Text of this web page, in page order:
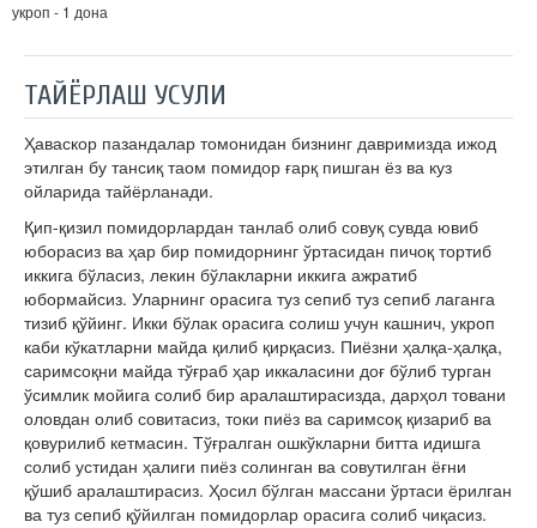
укроп - 1 дона
ТАЙЁРЛАШ УСУЛИ
Ҳаваскор пазандалар томонидан бизнинг давримизда ижод
этилган бу тансиқ таом помидор ғарқ пишган ёз ва куз
ойларида тайёрланади.
Қип-қизил помидорлардан танлаб олиб совуқ сувда ювиб
юборасиз ва ҳар бир помидорнинг ўртасидан пичоқ тортиб
иккига бўласиз, лекин бўлакларни иккига ажратиб
юбормайсиз. Уларнинг орасига туз сепиб туз сепиб лаганга
тизиб қўйинг. Икки бўлак орасига солиш учун кашнич, укроп
каби кўкатларни майда қилиб қирқасиз. Пиёзни ҳалқа-ҳалқа,
саримсоқни майда тўғраб ҳар иккаласини доғ бўлиб турган
ўсимлик мойига солиб бир аралаштирасизда, дарҳол товани
оловдан олиб совитасиз, токи пиёз ва саримсоқ қизариб ва
қовурилиб кетмасин. Тўғралган ошкўкларни битта идишга
солиб устидан ҳалиги пиёз солинган ва совутилган ёғни
қўшиб аралаштирасиз. Ҳосил бўлган массани ўртаси ёрилган
ва туз сепиб қўйилган помидорлар орасига солиб чиқасиз.